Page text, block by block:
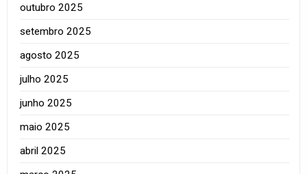
outubro 2025
setembro 2025
agosto 2025
julho 2025
junho 2025
maio 2025
abril 2025